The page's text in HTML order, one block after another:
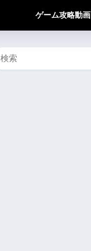
ゲーム攻略動画